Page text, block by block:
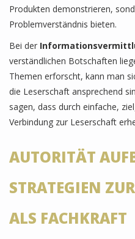
Produkten demonstrieren,
Problemverständnis bieten.
Bei der
verständlichen Botschaften
Themen erforscht, kann man
die Leserschaft ansprechend
sagen, dass durch einfache,
Verbindung zur Leserschaft
AUTORITÄT
STRATEGIEN
ALS FACHKRAFT